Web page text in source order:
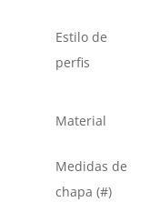
Estilo de
perfis
Material
Medidas de
chapa (#)